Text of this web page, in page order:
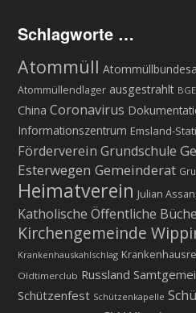
Schlagworte …
Atommüll
Atommüllendlager ausgestrahlt BGE
China Coronavirus
Informationszentrum Emsland-
Förderverein Grundschule
Esterwegen Gemeinderat
Heimatverein Julian
Katholische Öffentliche
Kirchengemeinde
Krankenhauskahlschlag
Oldtimerclub Russland
Schützenfest Schützenkapelle